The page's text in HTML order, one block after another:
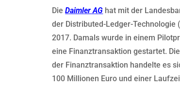
DieDaimler AG hat mit der
der Distributed-Ledger-
2017. Damals wurde in einem
eine Finanztransaktion gestartet.
der Finanztransaktion handelte es
100 Millionen Euro und einer